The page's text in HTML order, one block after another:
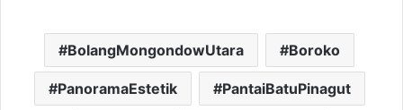
BolangMongondowUtara Boroko
PanoramaEstetik PantaiBatuPinagut